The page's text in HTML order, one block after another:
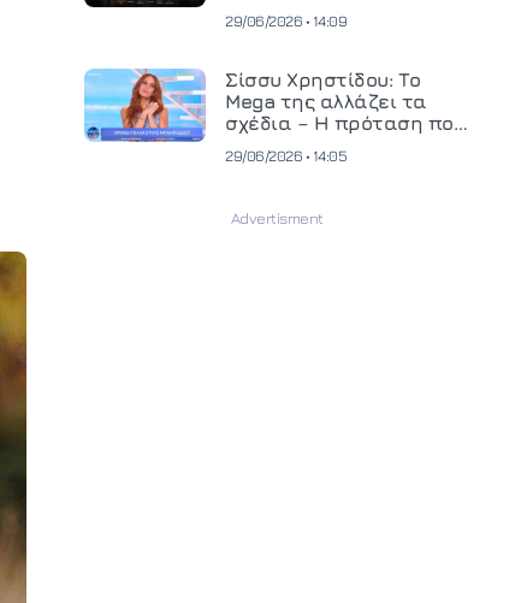
κινηματογραφική
και ανεβάζει τον πήχη
στην παραγωγή
οπτικοακουστικού
περιεχομένου
29/06/2026 • 14:09
Σίσσυ Χρηστίδου: Το
Mega της αλλάζει τα
σχέδια – Η πρόταση που
29/06/2026 • 14:05